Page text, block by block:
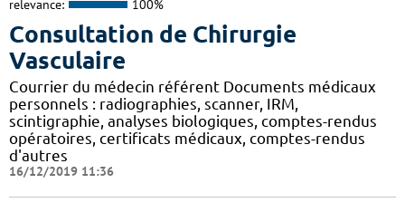
relevance: 100%
Consultation de Chirurgie
Vasculaire
Courrier du médecin référent Documents médicaux
personnels : radiographies, scanner, IRM,
scintigraphie, analyses biologiques, comptes-rendus
opératoires, certificats médicaux, comptes-rendus
d'autres
16/12/2019 11:36